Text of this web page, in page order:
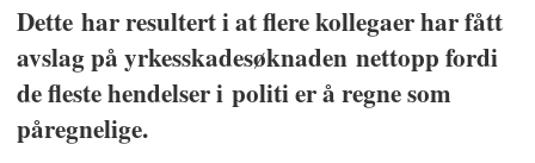
og ramme-langtidsbudsjett
4. Lønn: Hvor lønnsdokumentet vil
ta for seg lønn og pensjon
Dette har resultert i at flere kollegaer har fått
avslag på yrkesskadesøknaden nettopp fordi
de fleste hendelser i politi er å regne som
påregnelige.